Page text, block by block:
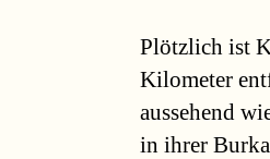
Plötzlich ist
Kilometer
aussehend
in ihrer